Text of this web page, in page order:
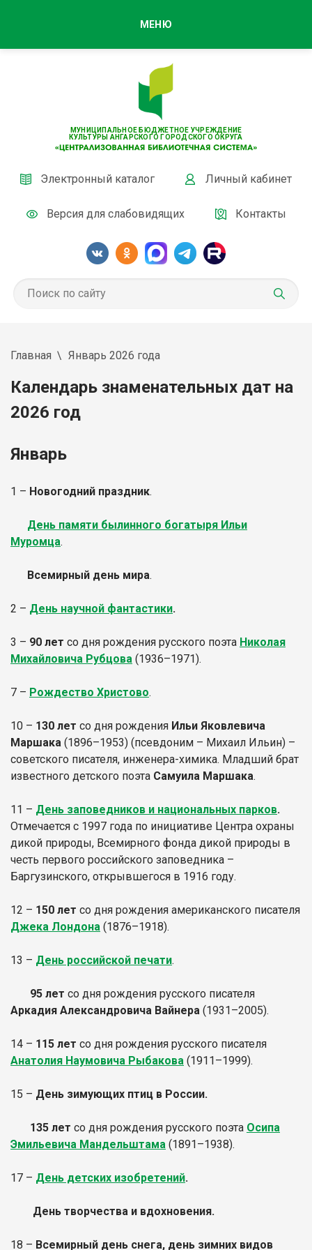
МУНИЦИПАЛЬНОЕ БЮДЖЕТНОЕ УЧРЕЖДЕНИЕ
КУЛЬТУРЫ АНГАРСКОГО ГОРОДСКОГО ОКРУГА
Электронный каталог Личный кабинет
Версия для слабовидящих Контакты
МЕНЮ
Главная Январь 2026 года
Календарь знаменательных дат на
2026 год
Январь
1 – Новогодний праздник.
День памяти былинного богатыря Ильи
Муромца.
Всемирный день мира.
2 – День научной фантастики.
3 – 90 лет со дня рождения русского поэта Николая
Михайловича Рубцова (1936–1971).
7 – Рождество Христово.
10 – 130 лет со дня рождения Ильи Яковлевича
Маршака (1896–1953) (псевдоним – Михаил Ильин) –
советского писателя, инженера-химика. Младший брат
известного детского поэта Самуила Маршака.
11 – День заповедников и национальных парков.
Отмечается с 1997 года по инициативе Центра охраны
дикой природы, Всемирного фонда дикой природы в
честь первого российского заповедника –
Баргузинского, открывшегося в 1916 году.
12 – 150 лет со дня рождения американского писателя
Джека Лондона (1876–1918).
13 – День российской печати.
95 лет со дня рождения русского писателя
Аркадия Александровича Вайнера (1931–2005).
14 – 115 лет со дня рождения русского писателя
Анатолия Наумовича Рыбакова (1911–1999).
15 – День зимующих птиц в России.
135 лет со дня рождения русского поэта Осипа
Эмильевича Мандельштама (1891–1938).
17 – День детских изобретений.
День творчества и вдохновения.
18 – Всемирный день снега, день зимних видов